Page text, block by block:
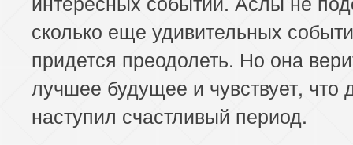
сколько еще удивительных
придется преодолеть. Но она
лучшее будущее и чувствует, что
наступил счастливый период.